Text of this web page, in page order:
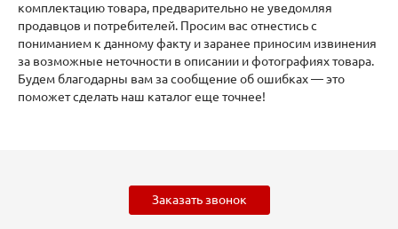
комплектацию товара, предварительно не уведомляя
продавцов и потребителей. Просим вас отнестись с
пониманием к данному факту и заранее приносим извинения
за возможные неточности в описании и фотографиях товара.
Будем благодарны вам за сообщение об ошибках — это
поможет сделать наш каталог еще точнее!
Заказать звонок